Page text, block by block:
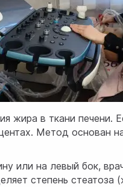
жира в ткани
Метод основан
на левый бок,
степень